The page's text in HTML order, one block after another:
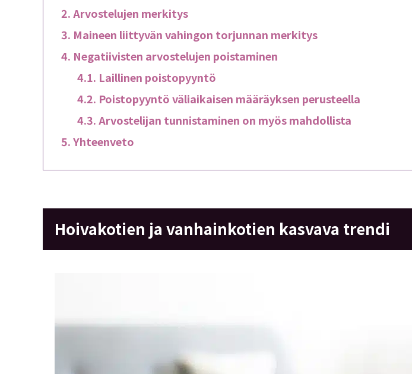
Arvostelujen merkitys
Maineen liittyvän vahingon torjunnan merkitys
Negatiivisten arvostelujen poistaminen
Laillinen poistopyyntö
Poistopyyntö väliaikaisen määräyksen perusteella
Arvostelijan tunnistaminen on myös mahdollista
Yhteenveto
Hoivakotien ja vanhainkotien kasvava trendi